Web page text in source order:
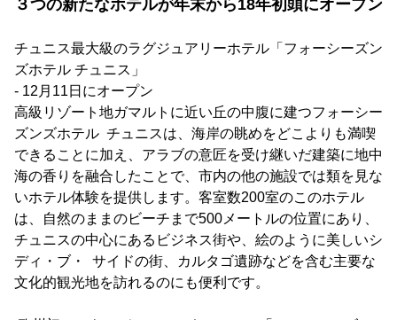
３つの新たなホテルが年末から18年初頭にオープン
チュニス最大級のラグジュアリーホテル「フォーシーズン
ズホテル チュニス」
- 12月11日にオープン
高級リゾート地ガマルトに近い丘の中腹に建つフォーシー
ズンズホテル チュニスは、海岸の眺めをどこよりも満喫
できることに加え、アラブの意匠を受け継いだ建築に地中
海の香りを融合したことで、市内の他の施設では類を見な
いホテル体験を提供します。客室数200室のこのホテル
は、自然のままのビーチまで500メートルの位置にあり、
チュニスの中心にあるビジネス街や、絵のように美しいシ
ディ・ブ・ サイドの街、カルタゴ遺跡などを含む主要な
文化的観光地を訪れるのにも便利です。